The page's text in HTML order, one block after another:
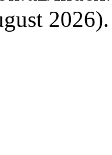
2026).